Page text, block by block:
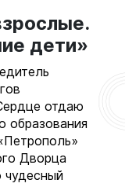
дети»
отдаю
образования
Дворца
чудесный